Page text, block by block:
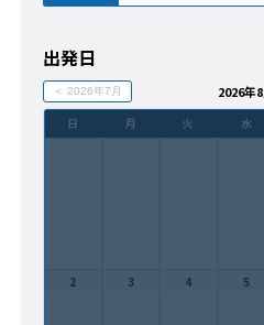
出発日
＜ 2026年7月 2026年
日 月 火 水
2 3 4 5